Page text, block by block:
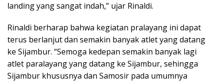
landing yang sangat indah,” ujar Rinaldi.
Rinaldi berharap bahwa kegiatan pralayang ini dapat
terus berlanjut dan semakin banyak atlet yang datang
ke Sijambur. “Semoga kedepan semakin banyak lagi
atlet paralayang yang datang ke Sijambur, sehingga
Sijambur khususnya dan Samosir pada umumnya